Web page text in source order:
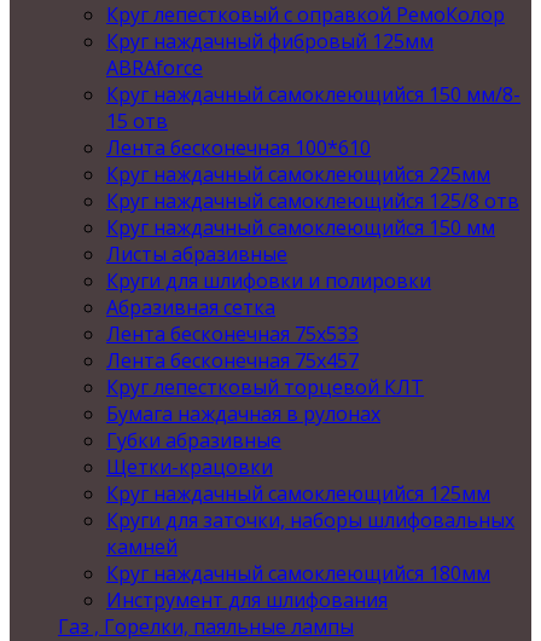
Круг лепестковый с оправкой РемоКолор
Круг наждачный фибровый 125мм
ABRAforce
Круг наждачный самоклеющийся 150 мм/8-
15 отв
Лента бесконечная 100*610
Круг наждачный самоклеющийся 225мм
Круг наждачный самоклеющийся 125/8 отв
Круг наждачный самоклеющийся 150 мм
Листы абразивные
Круги для шлифовки и полировки
Абразивная сетка
Лента бесконечная 75х533
Лента бесконечная 75х457
Круг лепестковый торцевой КЛТ
Бумага наждачная в рулонах
Губки абразивные
Щетки-крацовки
Круг наждачный самоклеющийся 125мм
Круги для заточки, наборы шлифовальных
камней
Круг наждачный самоклеющийся 180мм
Инструмент для шлифования
Газ , Горелки, паяльные лампы